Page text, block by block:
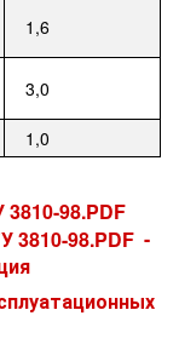
1,6
3,0
1,0
98.PDF
-